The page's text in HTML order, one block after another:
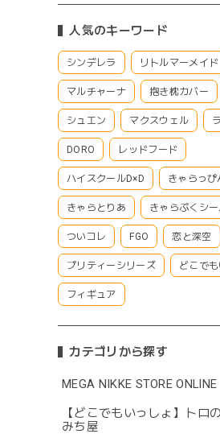
人気のキーワード
シンデレラ リトルマーメイド
マルチャーナ 抱き枕カバー
シュエン マクスウェル
DORO レッドフード
ハイスクールD×D きゃらっぴ
きゃらとりあ きゃらぷくシー
ついコレ FGO 恋と深空
プリティーシリーズ どこで
フィギュア
カテゴリから探す
MEGA NIKKE STORE ONLINE
【どこでもいっしょ】トロ
みち屋